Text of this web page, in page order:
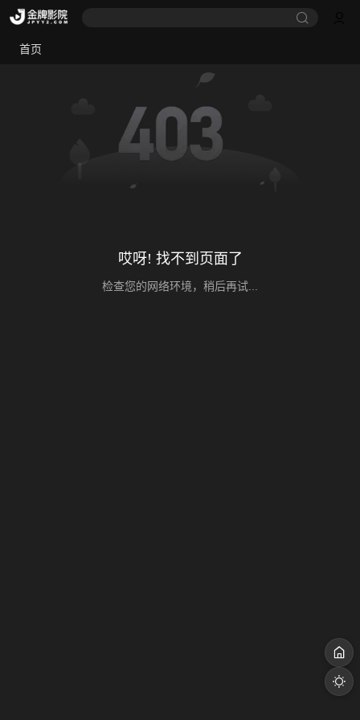
首页
哎呀! 找不到页面了
检查您的网络环境，稍后再试...